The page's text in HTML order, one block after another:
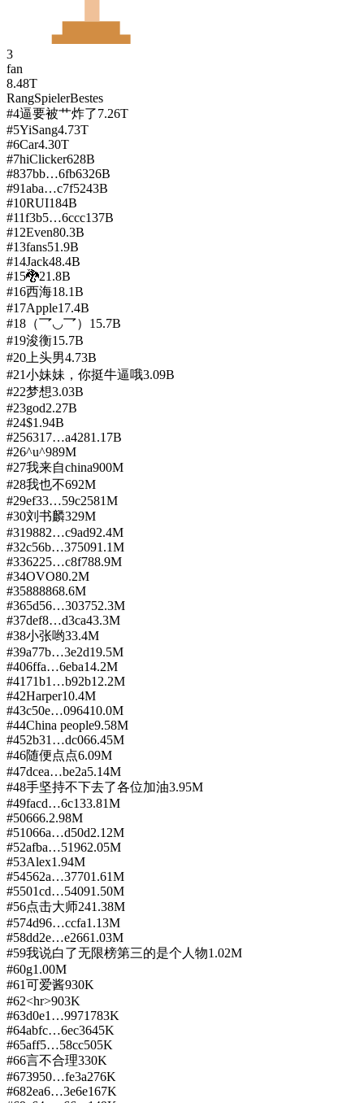
3
fan
8.48T
RangSpielerBestes
#4逼要被艹炸了7.26T
#5YiSang4.73T
#6Car4.30T
#7hiClicker628B
#837bb…6fb6326B
#91aba…c7f5243B
#10RUI184B
#11f3b5…6ccc137B
#12Even80.3B
#13fans51.9B
#14Jack48.4B
#15🐉21.8B
#16西海18.1B
#17Apple17.4B
#18 （乛◡乛） 15.7B
#19浚衡15.7B
#20 上头男4.73B
#21小妹妹，你挺牛逼哦3.09B
#22梦想3.03B
#23god2.27B
#24$1.94B
#256317…a4281.17B
#26^u^989M
#27我来自china900M
#28我也不692M
#29ef33…59c2581M
#30刘书麟329M
#319882…c9ad92.4M
#32c56b…375091.1M
#336225…c8f788.9M
#34OVO80.2M
#35888868.6M
#365d56…303752.3M
#37def8…d3ca43.3M
#38小张哟33.4M
#39a77b…3e2d19.5M
#406ffa…6eba14.2M
#41 71b1…b92b12.2M
#42Harper10.4M
#43c50e…096410.0M
#44China people9.58M
#452b31…dc066.45M
#46随便点点6.09M
#47dcea…be2a5.14M
#48手坚持不下去了各位加油3.95M
#49facd…6c133.81M
#50666.2.98M
#51066a…d50d2.12M
#52afba…51962.05M
#53Alex1.94M
#54562a…37701.61M
#5501cd…54091.50M
#56点击大师241.38M
#574d96…ccfa1.13M
#58dd2e…e2661.03M
#59我说白了无限榜第三的是个人物1.02M
#60g1.00M
#61可爱酱930K
#62<hr>903K
#63d0e1…9971 783K
#64abfc…6ec3645K
#65aff5…58cc505K
#66言不合理330K
#673950…fe3a276K
#682ea6…3e6e167K